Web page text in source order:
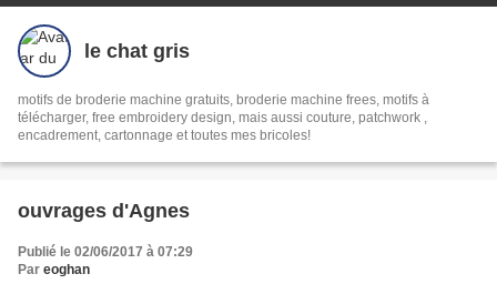
le chat gris
motifs de broderie machine gratuits, broderie machine frees, motifs à
télécharger, free embroidery design, mais aussi couture, patchwork ,
encadrement, cartonnage et toutes mes bricoles!
ouvrages d'Agnes
Publié le 02/06/2017 à 07:29
Par eoghan